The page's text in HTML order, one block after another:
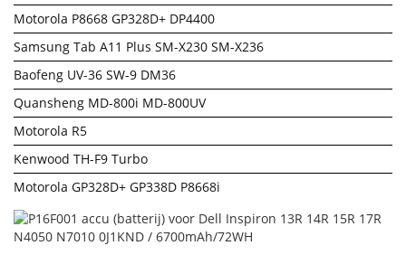
Motorola P8668 GP328D+ DP4400
Samsung Tab A11 Plus SM-X230 SM-X236
Baofeng UV-36 SW-9 DM36
Quansheng MD-800i MD-800UV
Motorola R5
Kenwood TH-F9 Turbo
Motorola GP328D+ GP338D P8668i